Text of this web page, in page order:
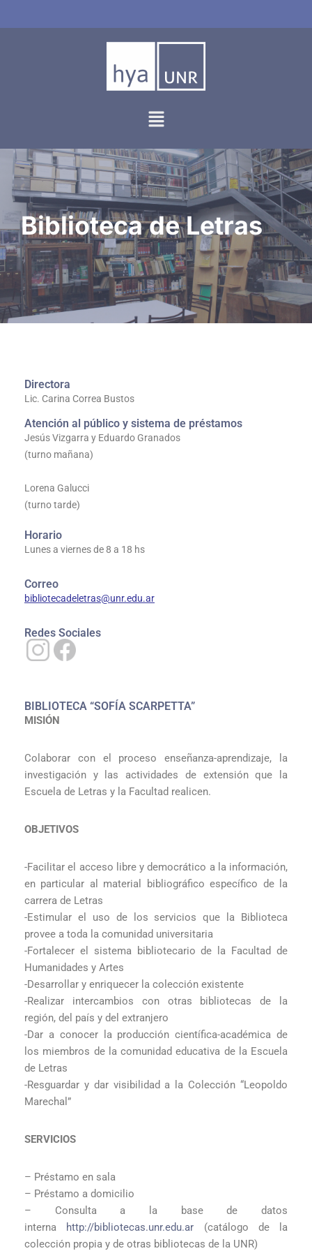
Biblioteca de Letras
Directora
Lic. Carina Correa Bustos
Atención al público y sistema de préstamos
Jesús Vizgarra y Eduardo Granados
(turno mañana)
Lorena Galucci
(turno tarde)
Horario
Lunes a viernes de 8 a 18 hs
Correo
bibliotecadeletras@unr.edu.ar
Redes Sociales
BIBLIOTECA “SOFÍA SCARPETTA”
MISIÓN
Colaborar con el proceso enseñanza-aprendizaje, la
investigación y las actividades de extensión que la
Escuela de Letras y la Facultad realicen.
OBJETIVOS
-Facilitar el acceso libre y democrático a la información,
en particular al material bibliográfico específico de la
carrera de Letras
-Estimular el uso de los servicios que la Biblioteca
provee a toda la comunidad universitaria
-Fortalecer el sistema bibliotecario de la Facultad de
Humanidades y Artes
-Desarrollar y enriquecer la colección existente
-Realizar intercambios con otras bibliotecas de la
región, del país y del extranjero
-Dar a conocer la producción científica-académica de
los miembros de la comunidad educativa de la Escuela
de Letras
-Resguardar y dar visibilidad a la Colección “Leopoldo
Marechal”
SERVICIOS
– Préstamo en sala
– Préstamo a domicilio
– Consulta a la base de datos
interna http://bibliotecas.unr.edu.ar (catálogo de la
colección propia y de otras bibliotecas de la UNR)